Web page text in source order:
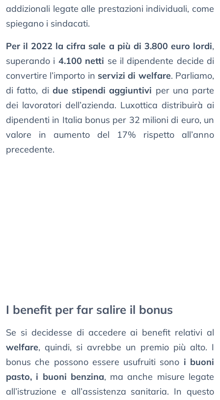
addizionali legate alle prestazioni individuali, come
spiegano i sindacati.
Per il 2022 la cifra sale a più di 3.800 euro lordi,
superando i 4.100 netti se il dipendente decide di
convertire l’importo in servizi di welfare. Parliamo,
di fatto, di due stipendi aggiuntivi per una parte
dei lavoratori dell’azienda. Luxottica distribuirà ai
dipendenti in Italia bonus per 32 milioni di euro, un
valore in aumento del 17% rispetto all’anno
precedente.
I benefit per far salire il bonus
Se si decidesse di accedere ai benefit relativi al
welfare, quindi, si avrebbe un premio più alto. I
bonus che possono essere usufruiti sono i buoni
pasto, i buoni benzina, ma anche misure legate
all’istruzione e all’assistenza sanitaria. In questo